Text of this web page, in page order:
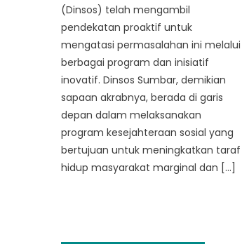
(Dinsos) telah mengambil
pendekatan proaktif untuk
mengatasi permasalahan ini melalui
berbagai program dan inisiatif
inovatif. Dinsos Sumbar, demikian
sapaan akrabnya, berada di garis
depan dalam melaksanakan
program kesejahteraan sosial yang
bertujuan untuk meningkatkan taraf
hidup masyarakat marginal dan […]